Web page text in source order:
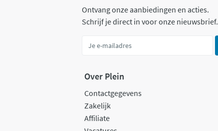
Ontvang onze aanbiedingen en acties.
Schrijf je direct in voor onze nieuwsbrief.
Over Plein
Contactgegevens
Zakelijk
Affiliate